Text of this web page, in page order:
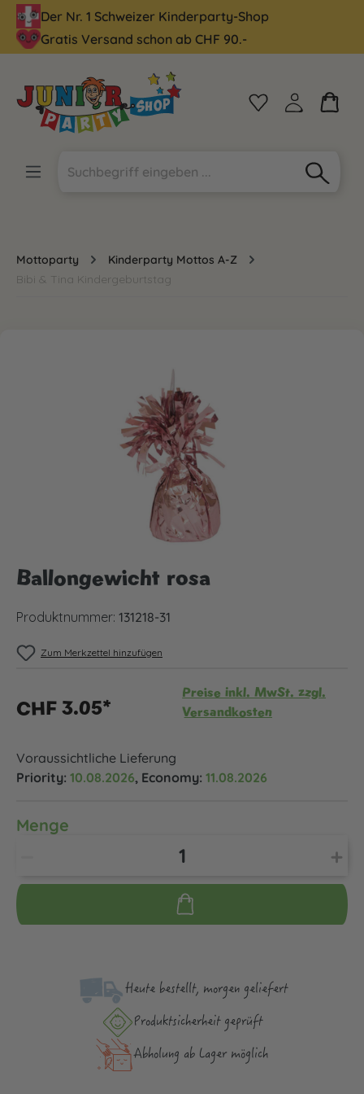
springen
Der Nr. 1 Schweizer Kinderparty-Shop
Gratis Versand schon ab CHF 90.-
Mottoparty
Kinderparty Mottos A-Z
Bibi & Tina Kindergeburtstag
Ballongewicht rosa
Produktnummer: 131218-31
Zum Merkzettel hinzufügen
CHF 3.05*
Preise inkl. MwSt. zzgl.
Versandkosten
Voraussichtliche Lieferung
Priority: 10.08.2026, Economy: 11.08.2026
Menge
Heute bestellt, morgen geliefert
Produktsicher­heit geprüft
Abholung ab Lager möglich